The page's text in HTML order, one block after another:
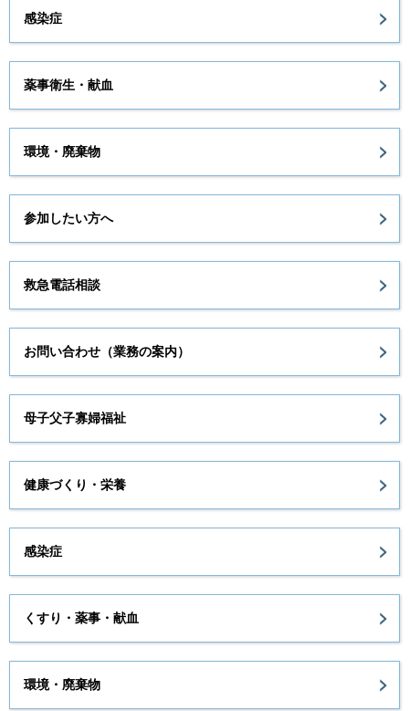
感染症
薬事衛生・献血
環境・廃棄物
参加したい方へ
救急電話相談
お問い合わせ（業務の案内）
母子父子寡婦福祉
健康づくり・栄養
感染症
くすり・薬事・献血
環境・廃棄物